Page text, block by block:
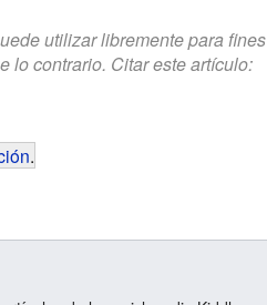
utilizar libremente para fines
lo contrario. Citar este artículo:
.